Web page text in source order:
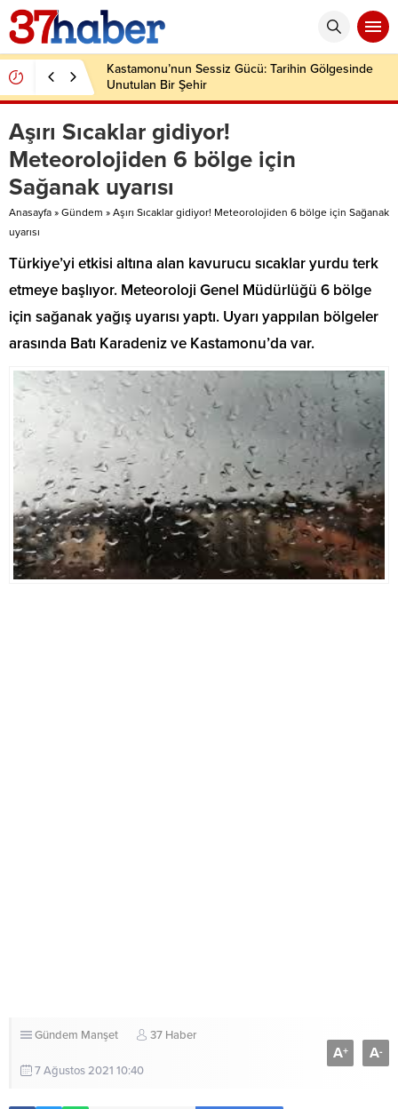
Kastamonu’nun Sessiz Gücü: Tarihin Gölgesinde
Unutulan Bir Şehir
Aşırı Sıcaklar gidiyor!
Meteorolojiden 6 bölge için
Sağanak uyarısı
Anasayfa » Gündem » Aşırı Sıcaklar gidiyor! Meteorolojiden 6 bölge için Sağanak
uyarısı
Türkiye’yi etkisi altına alan kavurucu sıcaklar yurdu terk
etmeye başlıyor. Meteoroloji Genel Müdürlüğü 6 bölge
için sağanak yağış uyarısı yaptı. Uyarı yappılan bölgeler
arasında Batı Karadeniz ve Kastamonu’da var.
Gündem Manşet 37 Haber
7 Ağustos 2021 10:40
A+ A-